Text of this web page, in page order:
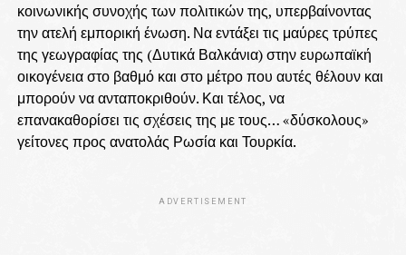
κοινωνικής συνοχής των πολιτικών της, υπερβαίνοντας
την ατελή εμπορική ένωση. Να εντάξει τις μαύρες τρύπες
της γεωγραφίας της (Δυτικά Βαλκάνια) στην ευρωπαϊκή
οικογένεια στο βαθμό και στο μέτρο που αυτές θέλουν και
μπορούν να ανταποκριθούν. Και τέλος, να
επανακαθορίσει τις σχέσεις της με τους… «δύσκολους»
γείτονες προς ανατολάς Ρωσία και Τουρκία.
ADVERTISEMENT